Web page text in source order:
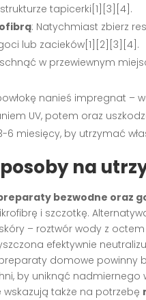
tapicerki[1][3][4].
: Natychmiast zbierz
lub zacieków[1][2][3][4].
w przewiewnym
nanieś impregnat –
UV, potem oraz
miesięcy, by utrzymać
na
bezwodne oraz
i szczotkę.
– roztwór wody z
efektywnie
domowe powinny
by uniknąć nadmiernego
także na potrzebę